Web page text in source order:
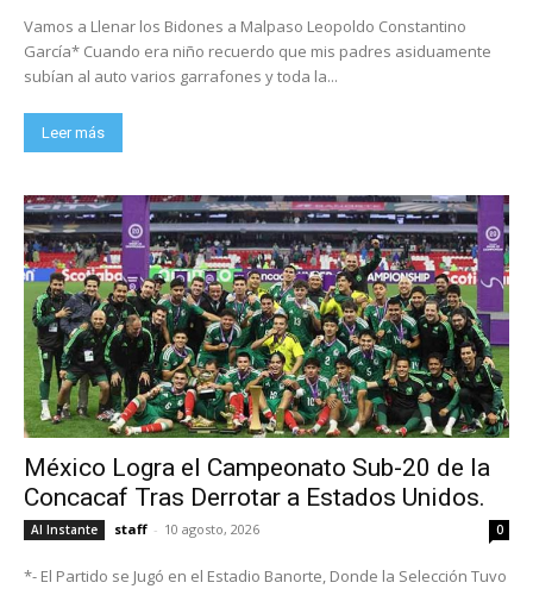
Vamos a Llenar los Bidones a Malpaso Leopoldo Constantino
García* Cuando era niño recuerdo que mis padres asiduamente
subían al auto varios garrafones y toda la...
Leer más
México Logra el Campeonato Sub-20 de la
Concacaf Tras Derrotar a Estados Unidos.
Al Instante staff - 10 agosto, 2026 0
*- El Partido se Jugó en el Estadio Banorte, Donde la Selección Tuvo